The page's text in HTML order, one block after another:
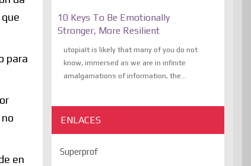
para
en
10 Keys To Be Emotionally
Stronger, More Resilient
utopiaIt is likely that many of you do not
know, immersed as we are in infinite
amalgamations of information, the...
ENLACES
Superprof